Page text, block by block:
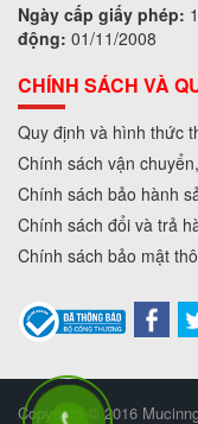
Ngày cấp giấy phép:
động: 01/11/2008
CHÍNH SÁCH VÀ
Quy định và hình thức
Chính sách vận
Chính sách bảo hành
Chính sách đổi và trả
Chính sách bảo mật
Copyright © 2016